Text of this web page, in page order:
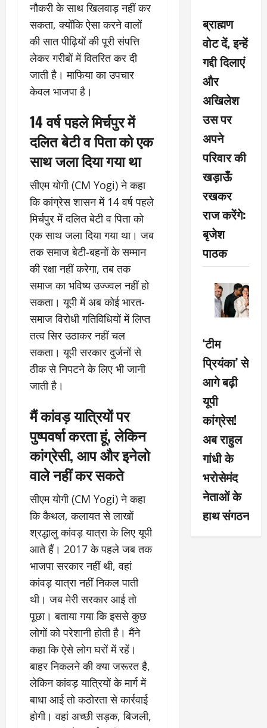
नौकरी के साथ खिलवाड़ नहीं कर
सकता, क्योंकि ऐसा करने वालों
की सात पीढ़ियों की पूरी संपत्ति
लेकर गरीबों में वितरित कर दी
जाती है। माफिया का उपचार
केवल भाजपा है।
14 वर्ष पहले मिर्चपुर में
दलित बेटी व पिता को एक
साथ जला दिया गया था
सीएम योगी (CM Yogi) ने कहा
कि कांग्रेस शासन में 14 वर्ष पहले
मिर्चपुर में दलित बेटी व पिता को
एक साथ जला दिया गया था। जब
तक समाज बेटी-बहनों के सम्मान
की रक्षा नहीं करेगा, तब तक
समाज का भविष्य उज्ज्वल नहीं हो
सकता। यूपी में अब कोई भारत-
समाज विरोधी गतिविधियों में लिप्त
तत्व सिर उठाकर नहीं चल
सकता। यूपी सरकार दुर्जनों से
ठीक से निपटने के लिए भी जानी
जाती है।
मैं कांवड़ यात्रियों पर
पुष्पवर्षा करता हूं, लेकिन
कांग्रेसी, आप और इनेलो
वाले नहीं कर सकते
सीएम योगी (CM Yogi) ने कहा
कि कैथल, कलायत से लाखों
श्रद्धालु कांवड़ यात्रा के लिए यूपी
आते हैं। 2017 के पहले जब तक
भाजपा सरकार नहीं थी, वहां
कांवड़ यात्रा नहीं निकल पाती
थी। जब मेरी सरकार आई तो
पूछा। बताया गया कि इससे कुछ
लोगों को परेशानी होती है। मैंने
कहा कि ऐसे लोग घरों में रहें।
बाहर निकलने की क्या जरूरत है,
लेकिन कांवड़ यात्रियों के मार्ग में
बाधा आई तो कठोरता से कार्रवाई
होगी। वहां अच्छी सड़क, बिजली,
ब्राह्मण
वोट दें, इन्हें
गद्दी दिलाएं
और
अखिलेश
उस पर
अपने
परिवार की
खड़ाऊँ
रखकर
राज करेंगे:
बृजेश
पाठक
‘टीम
प्रियंका’ से
आगे बढ़ी
यूपी
कांग्रेस!
अब राहुल
गांधी के
भरोसेमंद
नेताओं के
हाथ संगठन